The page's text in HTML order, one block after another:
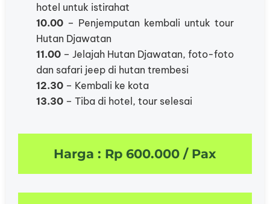
hotel untuk istirahat
10.00 – Penjemputan kembali untuk tour
Hutan Djawatan
11.00 – Jelajah Hutan Djawatan, foto-foto
dan safari jeep di hutan trembesi
12.30 – Kembali ke kota
13.30 – Tiba di hotel, tour selesai
Harga : Rp 600.000 / Pax